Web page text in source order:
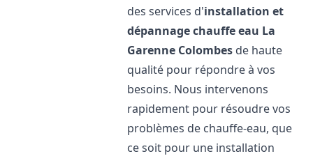
des services d'installation et
dépannage chauffe eau La
Garenne Colombes de haute
qualité pour répondre à vos
besoins. Nous intervenons
rapidement pour résoudre vos
problèmes de chauffe-eau, que
ce soit pour une installation